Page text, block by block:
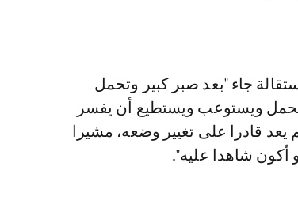
جاء "بعد صبر كبير وتحمل
يتحمل ويستوعب ويستطيع أن يفسر
قادرا على تغيير وضعه، مشيرا
أكون شاهدا عليه".